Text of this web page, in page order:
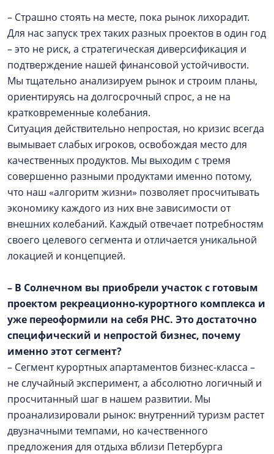
– Страшно стоять на месте, пока рынок лихорадит.
Для нас запуск трех таких разных проектов в один год
– это не риск, а стратегическая диверсификация и
подтверждение нашей финансовой устойчивости.
Мы тщательно анализируем рынок и строим планы,
ориентируясь на долгосрочный спрос, а не на
кратковременные колебания.
Ситуация действительно непростая, но кризис всегда
вымывает слабых игроков, освобождая место для
качественных продуктов. Мы выходим с тремя
совершенно разными продуктами именно потому,
что наш «алгоритм жизни» позволяет просчитывать
экономику каждого из них вне зависимости от
внешних колебаний. Каждый отвечает потребностям
своего целевого сегмента и отличается уникальной
локацией и концепцией.
– В Солнечном вы приобрели участок с готовым
проектом рекреационно-курортного комплекса и
уже переоформили на себя РНС. Это достаточно
специфический и непростой бизнес, почему
именно этот сегмент?
– Сегмент курортных апартаментов бизнес-класса –
не случайный эксперимент, а абсолютно логичный и
просчитанный шаг в нашем развитии. Мы
проанализировали рынок: внутренний туризм растет
двузначными темпами, но качественного
предложения для отдыха вблизи Петербурга